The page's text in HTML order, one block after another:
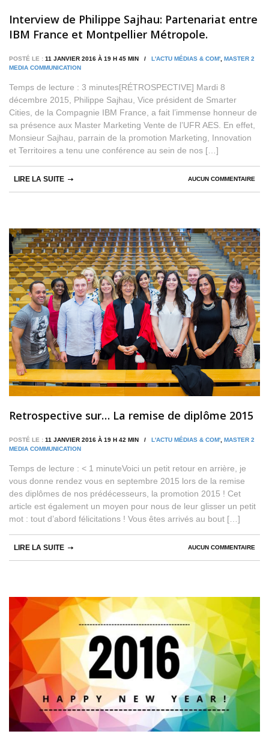
Interview de Philippe Sajhau: Partenariat entre
IBM France et Montpellier Métropole.
POSTÉ LE : 11 JANVIER 2016 À 19 H 45 MIN / L'ACTU MÉDIAS & COM', MASTER 2
MEDIA COMMUNICATION
Temps de lecture : 3 minutes[RÉTROSPECTIVE] Mardi 8
décembre 2015, Philippe Sajhau, Vice président de Smarter
Cities, de la Compagnie IBM France, a fait l’immense honneur de
sa présence aux Master Marketing Vente de l’UFR AES. En effet,
Monsieur Sajhau, parrain de la promotion Marketing, Innovation
et Territoires a tenu une conférence au sein de nos […]
AUCUN COMMENTAIRE
LIRE LA SUITE
Retrospective sur… La remise de diplôme 2015
POSTÉ LE : 11 JANVIER 2016 À 19 H 42 MIN / L'ACTU MÉDIAS & COM' MASTER 2
MEDIA COMMUNICATION
Temps de lecture : < 1 minuteVoici un petit retour en arrière, je
vous donne rendez vous en septembre 2015 lors de la remise
des diplômes de nos prédécesseurs, la promotion 2015 ! Cet
article est également un moyen pour nous de leur glisser un petit
mot : tout d’abord félicitations ! Vous êtes arrivés au bout […]
AUCUN COMMENTAIRE
LIRE LA SUITE